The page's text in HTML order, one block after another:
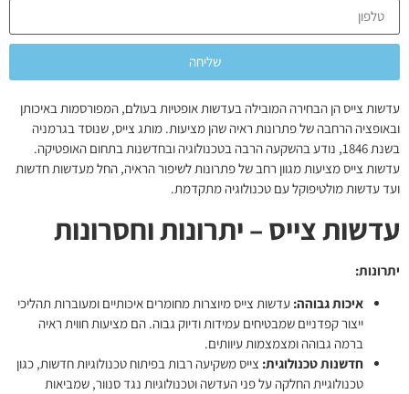
שליחה
עדשות צייסהן הבחירה המובילה בעדשות אופטיות בעולם, המפורסמות באיכותן
ובאופציה הרחבה של פתרונות ראיה שהן מציעות. מותג צייס, שנוסד בגרמניה
בשנת 1846, נודע בהשקעה הרבה בטכנולוגיה ובחדשנות בתחום האופטיקה.
עדשות צייס מציעות מגוון רחב של פתרונות לשיפור הראיה, החל מעדשות חדשות
ועד עדשות מולטיפוקל עם טכנולוגיה מתקדמת.
עדשות צייס – יתרונות וחסרונות
יתרונות:
איכות גבוהה: עדשות צייס מיוצרות מחומרים איכותיים ומעוברות תהליכי
ייצור קפדניים שמבטיחים עמידות ודיוק גבוה. הם מציעות חווית ראיה
ברמה גבוהה ומצמצמות עיוותים.
חדשנות טכנולוגית: צייס משקיעה רבות בפיתוח טכנולוגיות חדשות, כגון
טכנולוגיית החלקה על פני העדשה וטכנולוגיות נגד סנוור, שמביאות